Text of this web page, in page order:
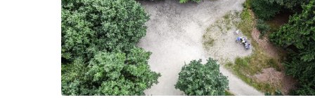
naar
Herfstwandeling
Kaapse
bossen
(Doorn)